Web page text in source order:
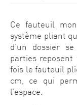
Ce fauteuil
système pliant
d’un dossier
parties reposent
fois le fauteuil
cm, ce qui
l’espace.